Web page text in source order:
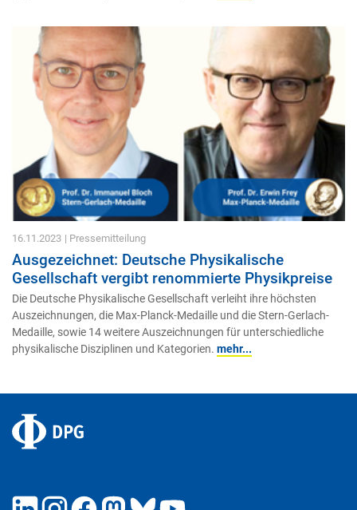
16.11.2023 | Pressemitteilung
Ausgezeichnet: Deutsche Physikalische
Gesellschaft vergibt renommierte Physikpreise
Die Deutsche Physikalische Gesellschaft verleiht ihre höchsten
Auszeichnungen, die Max-Planck-Medaille und die Stern-Gerlach-
Medaille, sowie 14 weitere Auszeichnungen für unterschiedliche
physikalische Disziplinen und Kategorien. mehr...